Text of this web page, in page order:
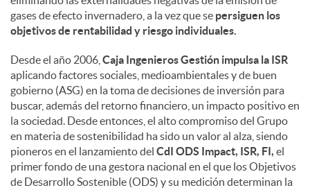
gases de efecto invernadero, a la vez que se persiguen los
objetivos de rentabilidad y riesgo individuales.
Desde el año 2006, Caja Ingenieros Gestión impulsa la ISR
aplicando factores sociales, medioambientales y de buen
gobierno (ASG) en la toma de decisiones de inversión para
buscar, además del retorno financiero, un impacto positivo en
la sociedad. Desde entonces, el alto compromiso del Grupo
en materia de sostenibilidad ha sido un valor al alza, siendo
pioneros en el lanzamiento del CdI ODS Impact, ISR, FI, el
primer fondo de una gestora nacional en el que los Objetivos
de Desarrollo Sostenible (ODS) y su medición determinan la